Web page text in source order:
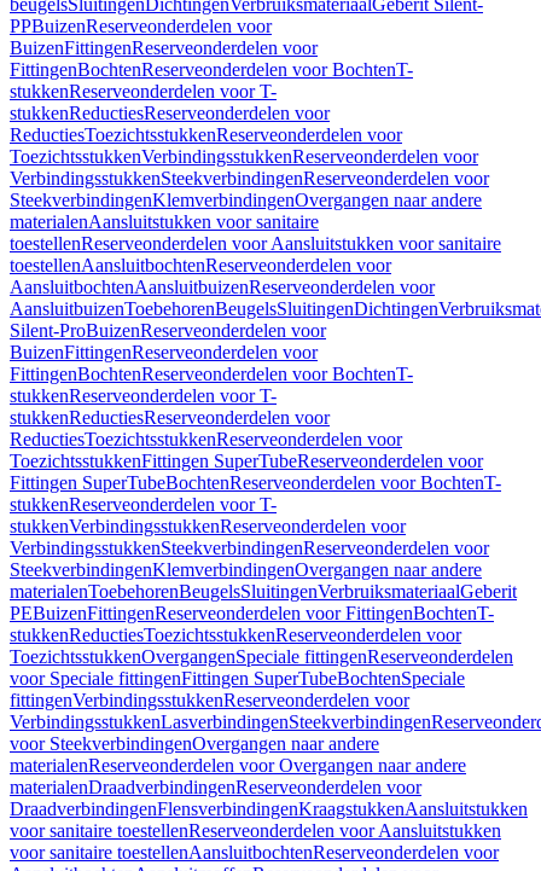
beugelsSluitingenDichtingenVerbruiksmateriaalGeberit Silent-
PPBuizenReserveonderdelen voor
BuizenFittingenReserveonderdelen voor
FittingenBochtenReserveonderdelen voor BochtenT-
stukkenReserveonderdelen voor T-
stukkenReductiesReserveonderdelen voor
ReductiesToezichtsstukkenReserveonderdelen voor
ToezichtsstukkenVerbindingsstukkenReserveonderdelen voor
VerbindingsstukkenSteekverbindingenReserveonderdelen voor
SteekverbindingenKlemverbindingenOvergangen naar andere
materialenAansluitstukken voor sanitaire
toestellenReserveonderdelen voor Aansluitstukken voor sanitaire
toestellenAansluitbochtenReserveonderdelen voor
AansluitbochtenAansluitbuizenReserveonderdelen voor
AansluitbuizenToebehorenBeugelsSluitingenDichtingen
Silent-ProBuizenReserveonderdelen voor
BuizenFittingenReserveonderdelen voor
FittingenBochtenReserveonderdelen voor BochtenT-
stukkenReserveonderdelen voor T-
stukkenReductiesReserveonderdelen voor
ReductiesToezichtsstukkenReserveonderdelen voor
ToezichtsstukkenFittingen SuperTubeReserveonderdelen voor
Fittingen SuperTubeBochtenReserveonderdelen voor BochtenT-
stukkenReserveonderdelen voor T-
stukkenVerbindingsstukkenReserveonderdelen voor
VerbindingsstukkenSteekverbindingenReserveonderdelen voor
SteekverbindingenKlemverbindingenOvergangen naar andere
materialenToebehorenBeugelsSluitingenVerbruiksmateriaalGeberit
PEBuizenFittingenReserveonderdelen voor FittingenBochtenT-
stukkenReductiesToezichtsstukkenReserveonderdelen voor
ToezichtsstukkenOvergangenSpeciale fittingenReserveonderdelen
voor Speciale fittingenFittingen SuperTubeBochtenSpeciale
fittingenVerbindingsstukkenReserveonderdelen voor
VerbindingsstukkenLasverbindingenSteekverbindingen
voor SteekverbindingenOvergangen naar andere
materialenReserveonderdelen voor Overgangen naar andere
materialenDraadverbindingenReserveonderdelen voor
DraadverbindingenFlensverbindingenKraagstukkenAansluitstukken
voor sanitaire toestellenReserveonderdelen voor Aansluitstukken
voor sanitaire toestellenAansluitbochtenReserveonderdelen voor